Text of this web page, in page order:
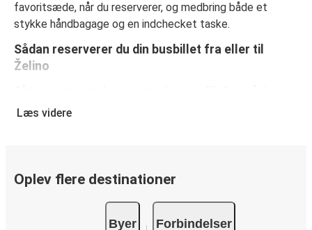
favoritsæde, når du reserverer, og medbring både et
stykke håndbagage og en indchecket taske.
Sådan reserverer du din busbillet fra eller til
Želino
hjemmeside eller i den gratis FlixBus-app kan du
Google Pay og Apple Pay. Du kan også betale kontant
ombord eller ved et salgssted.
Læs videre
Oplev flere destinationer
Byer Forbindelser